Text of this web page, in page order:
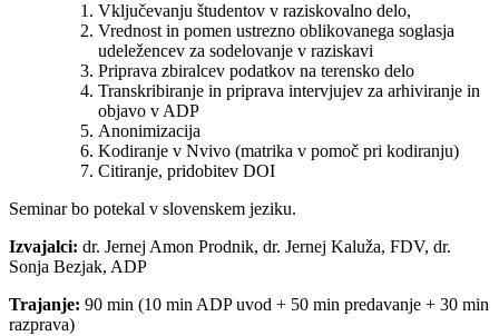
Vključevanju študentov v raziskovalno delo,
Vrednost in pomen ustrezno oblikovanega soglasja
udeležencev za sodelovanje v raziskavi
Priprava zbiralcev podatkov na terensko delo
Transkribiranje in priprava intervjujev za arhiviranje in
objavo v ADP
Anonimizacija
Kodiranje v Nvivo (matrika v pomoč pri kodiranju)
Citiranje, pridobitev DOI
Seminar bo potekal v slovenskem jeziku.
Izvajalci: dr. Jernej Amon Prodnik, dr. Jernej Kaluža, FDV, dr.
Sonja Bezjak, ADP
Trajanje: 90 min (10 min ADP uvod + 50 min predavanje + 30 min
razprava)